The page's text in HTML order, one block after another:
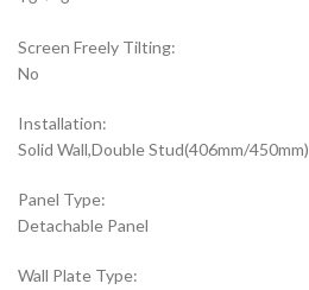
Screen Freely Tilting:
No
Installation:
Solid Wall,Double Stud(406mm/450mm)
Panel Type:
Detachable Panel
Wall Plate Type: